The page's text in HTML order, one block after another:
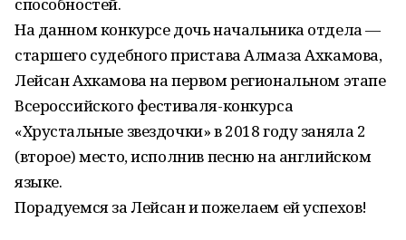
На данном конкурсе дочь начальника отдела —
старшего судебного пристава Алмаза Ахкамова,
Лейсан Ахкамова на первом региональном этапе
Всероссийского фестиваля-конкурса
«Хрустальные звездочки» в 2018 году заняла 2
(второе) место, исполнив песню на английском
языке.
Порадуемся за Лейсан и пожелаем ей успехов!